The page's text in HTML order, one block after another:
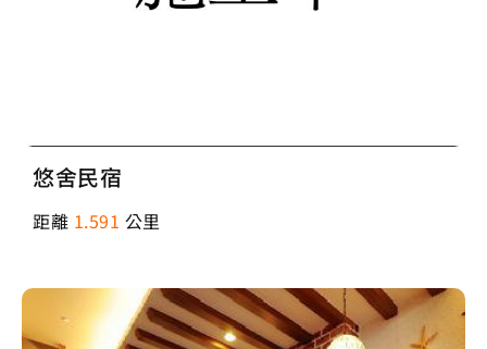
悠舍民宿
距離 1.591 公里